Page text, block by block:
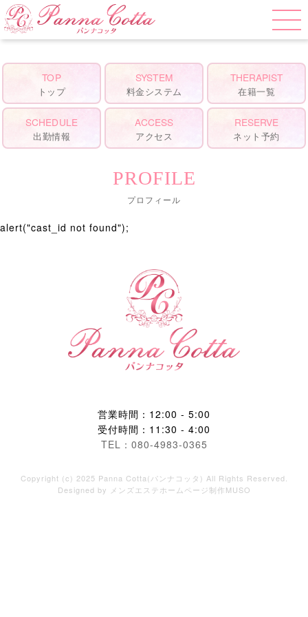
alert("cast_id not found");
TOP
トップ
SYSTEM
料金システム
THERAPIST
在籍一覧
SCHEDULE
出勤情報
ACCESS
アクセス
RESERVE
ネット予約
PROFILE
プロフィール
alert("cast_id not found");
営業時間：12:00 - 5:00
受付時間：11:30 - 4:00
TEL：080-4983-0365
Copyright (c) 2025 Panna Cotta(パンナコッタ) All Rights Reserved.
Designed by メンズエステホームページ制作MUSO